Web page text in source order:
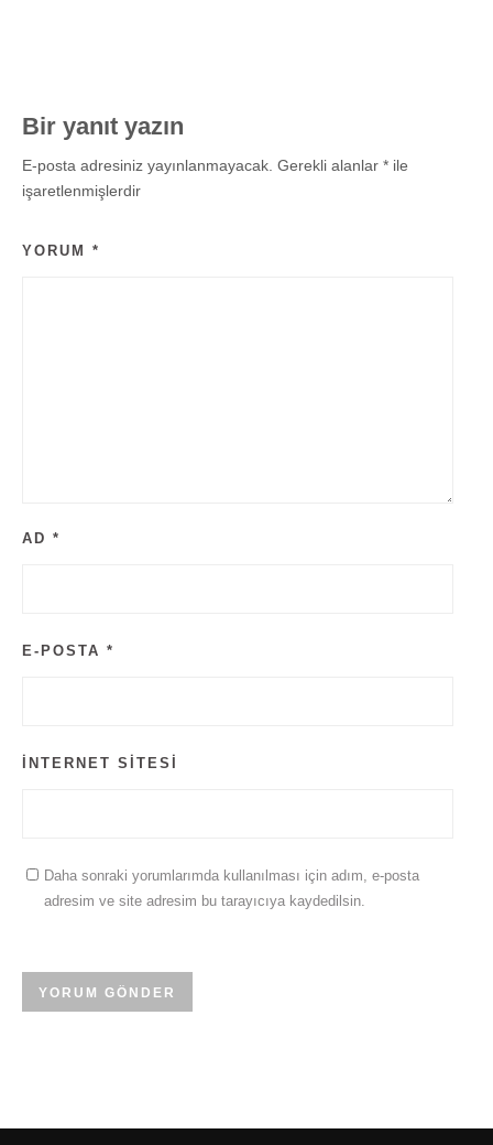
Bir yanıt yazın
E-posta adresiniz yayınlanmayacak. Gerekli alanlar * ile
işaretlenmişlerdir
YORUM *
AD *
E-POSTA *
İNTERNET SITESI
Daha sonraki yorumlarımda kullanılması için adım, e-posta
adresim ve site adresim bu tarayıcıya kaydedilsin.